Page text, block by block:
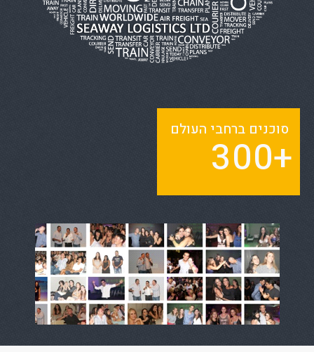
סוכנים ברחבי העולם
300+